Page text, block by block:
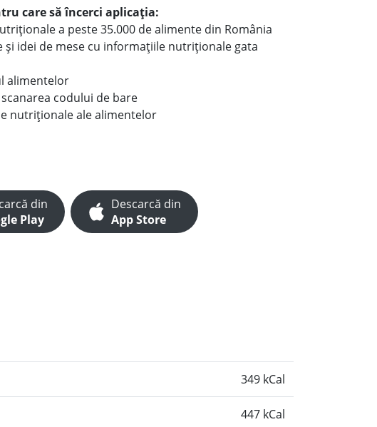
care să încerci aplicația:
a peste 35.000 de alimente din România
și idei de mese cu informațiile nutriționale gata
alimentelor
codului de bare
nutriționale ale alimentelor
din
Play
Descarcă din
App Store
349 kCal
447 kCal